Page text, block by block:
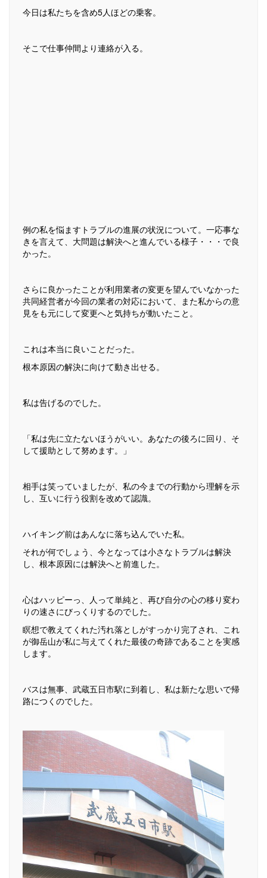
今日は私たちを含め5人ほどの乗客。
そこで仕事仲間より連絡が入る。
例の私を悩ますトラブルの進展の状況について。一応事な
きを言えて、大問題は解決へと進んでいる様子・・・で良
かった。
さらに良かったことが利用業者の変更を望んでいなかった
共同経営者が今回の業者の対応において、また私からの意
見をも元にして変更へと気持ちが動いたこと。
これは本当に良いことだった。
根本原因の解決に向けて動き出せる。
私は告げるのでした。
「私は先に立たないほうがいい。あなたの後ろに回り、そ
して援助として努めます。」
相手は笑っていましたが、私の今までの行動から理解を示
し、互いに行う役割を改めて認識。
ハイキング前はあんなに落ち込んでいた私。
それが何でしょう、今となっては小さなトラブルは解決
し、根本原因には解決へと前進した。
心はハッピーっ、人って単純と、再び自分の心の移り変わ
りの速さにびっくりするのでした。
瞑想で教えてくれた汚れ落としがすっかり完了され、これ
が御岳山が私に与えてくれた最後の奇跡であることを実感
します。
バスは無事、武蔵五日市駅に到着し、私は新たな思いで帰
路につくのでした。